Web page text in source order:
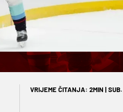
VRIJEME ČITANJA: 2MIN |